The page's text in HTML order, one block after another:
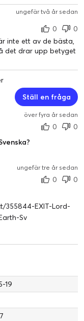
ungefär två år sedan
0
0
inte ett av de bästa,
det drar upp betyget
Ställ en fråga
över fyra år sedan
0
0
ungefär tre år sedan
0
0
355844-EXIT-Lord-
Sv
19